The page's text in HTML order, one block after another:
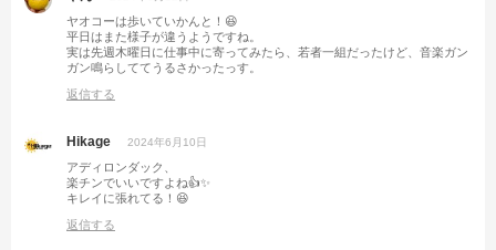
ヤオコーは歩いていかんと！😆
平日はまた様子が違うようですね。
実は先週木曜日に仕事中に寄ってみたら、若者一組だったけど、音楽ガン
ガン鳴らしててうるさかったっす。
返信する
Hikage 2024年6月10日
アディロンダック、
楽チンでいいですよね👍✨
キレイに張れてる！😆
返信する